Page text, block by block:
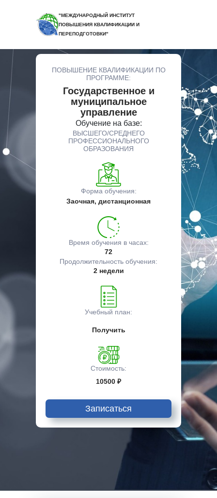
"МЕЖДУНАРОДНЫЙ ИНСТИТУТ
ПОВЫШЕНИЯ КВАЛИФИКАЦИИ И
ПЕРЕПОДГОТОВКИ"
ПОВЫШЕНИЕ КВАЛИФИКАЦИИ ПО
ПРОГРАММЕ:
Государственное и
муниципальное
управление
Обучение на базе:
ВЫСШЕГО/СРЕДНЕГО
ПРОФЕССИОНАЛЬНОГО
ОБРАЗОВАНИЯ
Форма обучения:
Заочная, дистанционная
Время обучения в часах:
72
Продолжительность обучения:
2 недели
Учебный план:
Получить
Стоимость:
10500 ₽
Записаться